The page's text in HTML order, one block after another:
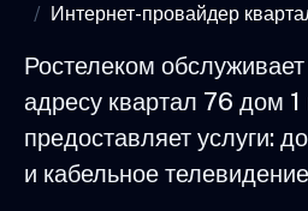
Интернет-провайдер
Ростелеком
адресу квартал 76 дом 1
предоставляет услуги:
и кабельное